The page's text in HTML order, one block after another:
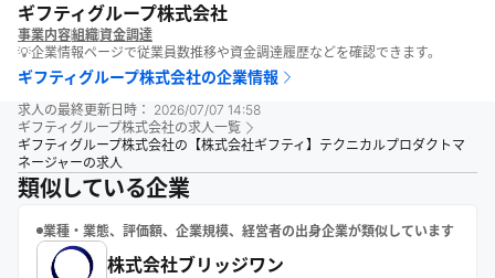
ギフティグループ株式会社
事業内容組織資金調達
💡企業情報ページで従業員数推移や資金調達履歴などを確認できます。
ギフティグループ株式会社の企業情報
求人の最終更新日時： 2026/07/07 14:58
ギフティグループ株式会社の求人一覧
ギフティグループ株式会社の【株式会社ギフティ】テクニカルプロダクトマ
ネージャーの求人
類似している企業
業種・業態、評価額、企業規模、経営者の出身企業が類似しています
株式会社ブリッジワン